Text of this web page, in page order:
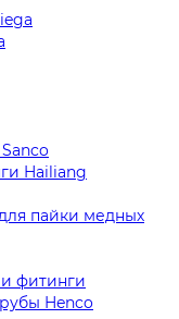
Hailiang
пайки медных
фитинги
Henco